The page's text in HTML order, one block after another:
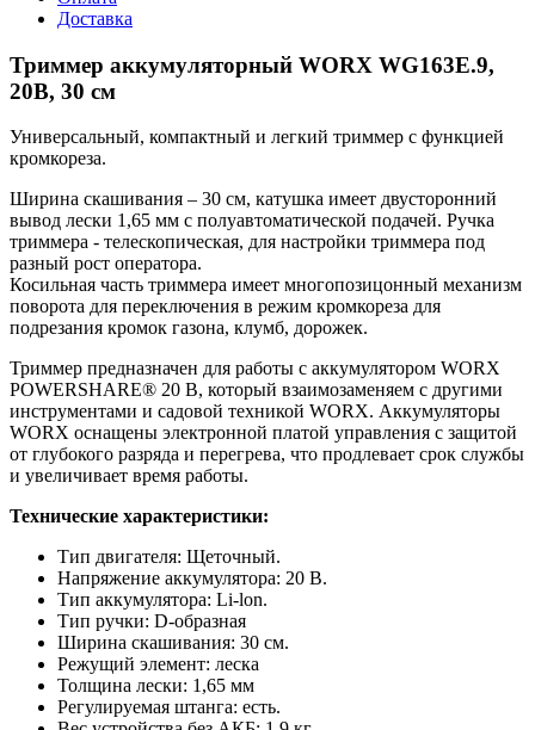
Доставка
Триммер аккумуляторный WORX WG163E.9,
20В, 30 см
Универсальный, компактный и легкий триммер с функцией
кромкореза.
Ширина скашивания – 30 см, катушка имеет двусторонний
вывод лески 1,65 мм с полуавтоматической подачей. Ручка
триммера - телескопическая, для настройки триммера под
разный рост оператора.
Косильная часть триммера имеет многопозицонный механизм
поворота для переключения в режим кромкореза для
подрезания кромок газона, клумб, дорожек.
Триммер предназначен для работы с аккумулятором WORX
POWERSHARE® 20 В, который взаимозаменяем с другими
инструментами и садовой техникой WORX. Аккумуляторы
WORX оснащены электронной платой управления с защитой
от глубокого разряда и перегрева, что продлевает срок службы
и увеличивает время работы.
Технические характеристики:
Тип двигателя: Щеточный.
Напряжение аккумулятора: 20 В.
Тип аккумулятора: Li-lon.
Тип ручки: D-образная
Ширина скашивания: 30 см.
Режущий элемент: леска
Толщина лески: 1,65 мм
Регулируемая штанга: есть.